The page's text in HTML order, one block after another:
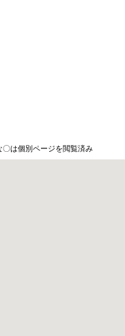
は個別ページを閲覧済み